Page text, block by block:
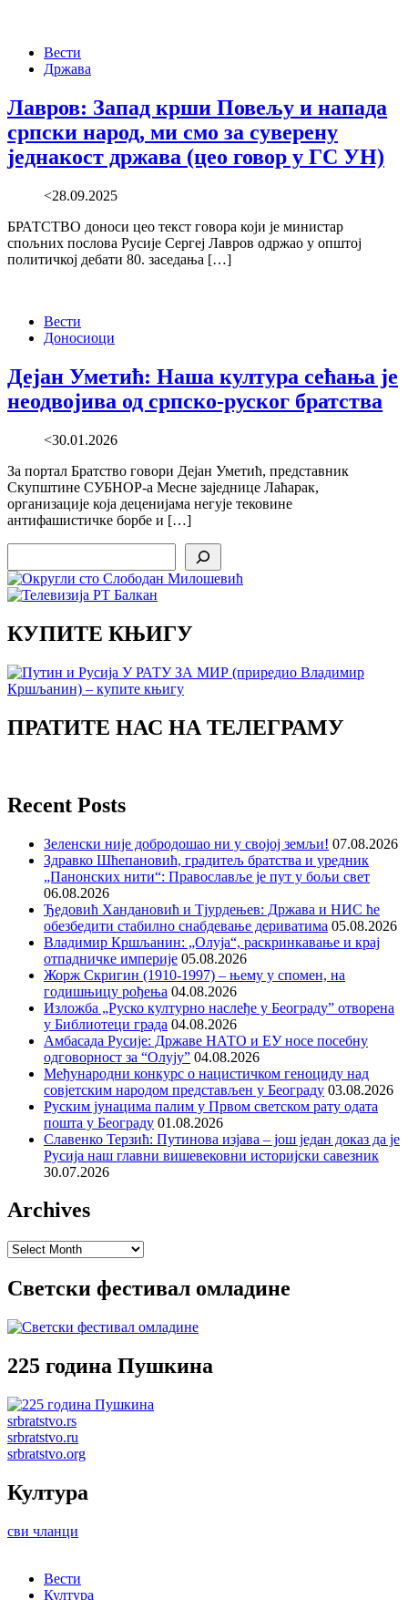
Вести
Држава
Лавров: Запад крши Повељу и напада
српски народ, ми смо за суверену
једнакост држава (цео говор у ГС УН)
<28.09.2025
БРАТСТВО доноси цео текст говора који је министар
спољних послова Русије Сергеј Лавров одржао у општој
политичкој дебати 80. заседања […]
Вести
Доносиоци
Дејан Уметић: Наша култура сећања је
неодвојива од српско-руског братства
<30.01.2026
За портал Братство говори Дејан Уметић, представник
Скупштине СУБНОР-а Месне заједнице Лаћарак,
организације која деценијама негује тековине
антифашистичке борбе и […]
КУПИТЕ КЊИГУ
ПРАТИТЕ НАС НА ТЕЛЕГРАМУ
Recent Posts
Зеленски није добродошао ни у својој земљи! 07.08.2026
Здравко Шћепановић, градитељ братства и уредник
„Панонских нити“: Православље је пут у бољи свет
06.08.2026
Ђедовић Хандановић и Тјурдењев: Држава и НИС ће
обезбедити стабилно снабдевање дериватима 05.08.2026
Владимир Кршљанин: „Олуја“, раскринкавање и крај
отпадничке империје 05.08.2026
Жорж Скригин (1910-1997) – њему у спомен, на
годишњицу рођења 04.08.2026
Изложба „Руско културно наслеђе у Београду” отворена
у Библиотеци града 04.08.2026
Амбасада Русије: Државе НАТО и ЕУ носе посебну
одговорност за “Олују” 04.08.2026
Међународни конкурс о нацистичком геноциду над
совјетским народом представљен у Београду 03.08.2026
Руским јунацима палим у Првом светском рату одата
пошта у Београду 01.08.2026
Славенко Терзић: Путинова изјава – још један доказ да је
Русија наш главни вишевековни историјски савезник
30.07.2026
Archives
Archives
Светски фестивал омладине
225 година Пушкина
srbratstvo.rs
srbratstvo.ru
srbratstvo.org
Култура
сви чланци
Вести
Култура